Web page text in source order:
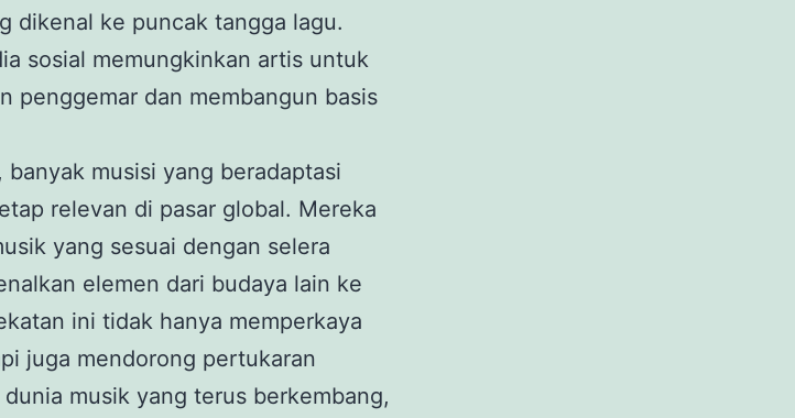
dikenal ke puncak tangga lagu.
sosial memungkinkan artis untuk
penggemar dan membangun basis
musisi yang beradaptasi
relevan di pasar global. Mereka
yang sesuai dengan selera
elemen dari budaya lain ke
ini tidak hanya memperkaya
juga mendorong pertukaran
musik yang terus berkembang,